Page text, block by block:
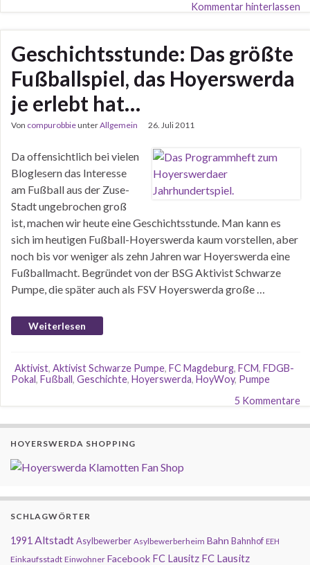
Kommentar hinterlassen
Geschichtsstunde: Das größte
Fußballspiel, das Hoyerswerda
je erlebt hat…
Von compurobbieunterAllgemein 26. Juli 2011
Da offensichtlich bei vielen
Bloglesern das Interesse
am Fußball aus der Zuse-
Stadt ungebrochen groß
ist, machen wir heute eine Geschichtsstunde. Man kann es
sich im heutigen Fußball-Hoyerswerda kaum vorstellen, aber
noch bis vor weniger als zehn Jahren war Hoyerswerda eine
Fußballmacht. Begründet von der BSG Aktivist Schwarze
Pumpe, die später auch als FSV Hoyerswerda große …
Weiterlesen
Aktivist, Aktivist Schwarze Pumpe, FC Magdeburg, FCM, FDGB-
Pokal, Fußball, Geschichte, Hoyerswerda, HoyWoy, Pumpe
5 Kommentare
HOYERSWERDA SHOPPING
SCHLAGWÖRTER
1991 AltstadtAsylbewerber Asylbewerberheim Bahn Bahnhof EEH
Einkaufsstadt Einwohner Facebook FC Lausitz FC Lausitz